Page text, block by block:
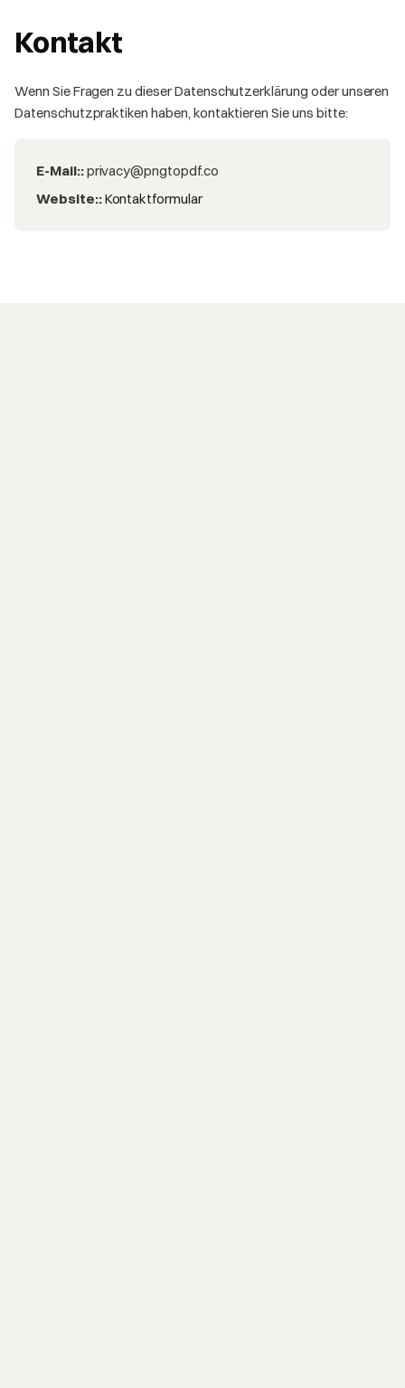
Kontakt
Wenn Sie Fragen zu dieser Datenschutzerklärung oder unseren
Datenschutzpraktiken haben, kontaktieren Sie uns bitte:
E-Mail::privacy@pngtopdf.co
Website::Kontaktformular